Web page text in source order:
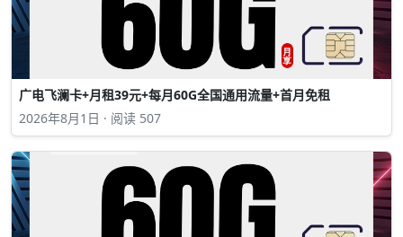
广电飞澜卡+月租39元+每月60G全国通用流量+首月免租
2026年8月1日 · 阅读 507